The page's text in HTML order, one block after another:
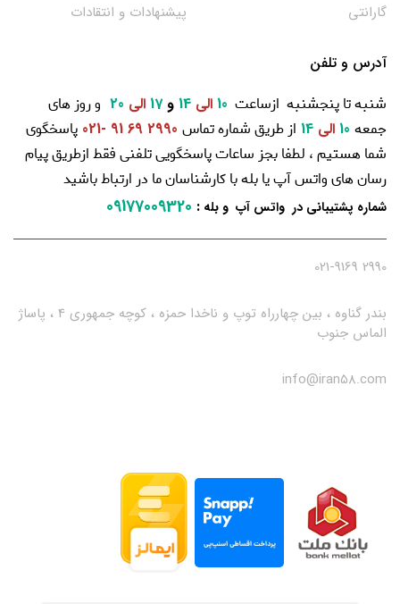
گارانتی
پیشنهادات و انتقادات
آدرس و تلفن
شنبه تا پنجشنبه ازساعت 10 الی و17 الی
و روز های
جمعه
الی از طریق شماره تماس 2990 69 91 -021
پاسخگوی
شما هستیم ، لطفا بجز ساعات پاسخگویی تلفنی فقط ازطریق پیام
رسان های واتس آپ یا بله با کارشناسان ما در ارتباط باشید
شماره پشتیبانی در واتس آپ و بله :
09177009320
2990 021-9169
بندر گناوه ، بین چهارراه توپ و ناخدا حمزه ، کوچه جمهوری 4 ، پاساژ
الماس جنوب
info@iran58.com